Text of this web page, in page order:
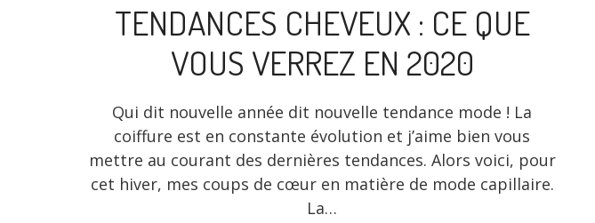
TENDANCES CHEVEUX : CE QUE
VOUS VERREZ EN 2020
Qui dit nouvelle année dit nouvelle tendance mode ! La
coiffure est en constante évolution et j’aime bien vous
mettre au courant des dernières tendances. Alors voici, pour
cet hiver, mes coups de cœur en matière de mode capillaire.
La…